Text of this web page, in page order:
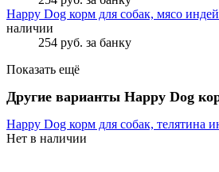
Happy Dog корм для собак, мясо
наличии
254 руб. за банку
Показать ещё
Другие варианты Happy Dog
Happy Dog корм для собак, телятина
Нет в наличии